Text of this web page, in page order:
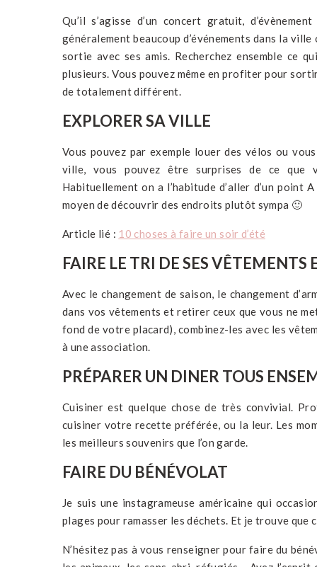
Qu’il s’agisse d’un concert gratuit,
généralement beaucoup d’événements dans la
sortie avec ses amis. Recherchez ensemble ce
plusieurs. Vous pouvez même en profiter pour
de totalement différent.
EXPLORER SA VILLE
Vous pouvez par exemple louer des vélos ou
ville, vous pouvez être surprises de ce que
Habituellement on a l’habitude d’aller d’un
moyen de découvrir des endroits plutôt sympa 🙂
Article lié : 10 choses à faire un soir d’été
FAIRE LE TRI DE SES VÊTEMENTS
Avec le changement de saison, le changement
dans vos vêtements et retirer ceux que vous ne
fond de votre placard), combinez-les avec les
à une association.
PRÉPARER UN DINER TOUS
Cuisiner est quelque chose de très convivial.
cuisiner votre recette préférée, ou la leur. Les
les meilleurs souvenirs que l’on garde.
FAIRE DU BÉNÉVOLAT
Je suis une instagrameuse américaine qui
plages pour ramasser les déchets. Et je trouve que
N’hésitez pas à vous renseigner pour faire du